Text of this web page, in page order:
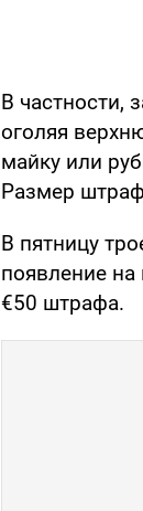
В частности,
оголяя
майку или
Размер
В пятницу
появление
€50 штрафа.